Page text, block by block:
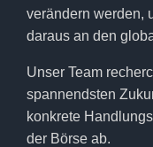
verändern werden,
daraus an den
Unser Team
spannendsten
konkrete
der Börse ab.